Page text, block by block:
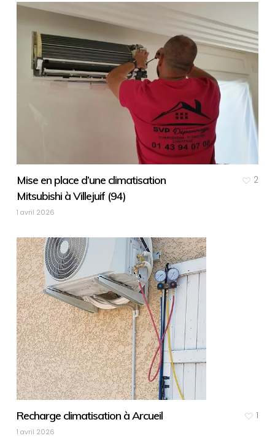
Mise en place d’une climatisation
Mitsubishi à Villejuif (94)
1 avril 2026
2
Recharge climatisation à Arcueil
1 avril 2026
1